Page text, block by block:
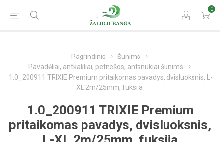
0
Pagrindinis
Šunims
Pavadėliai, antkakliai, petnešos, antsnukiai šunims
1.0_200911 TRIXIE Premium pritaikomas pavadys, dvisluoksnis, L-
XL 2m/25mm, fuksija
1.0_200911 TRIXIE Premium
pritaikomas pavadys, dvisluoksnis,